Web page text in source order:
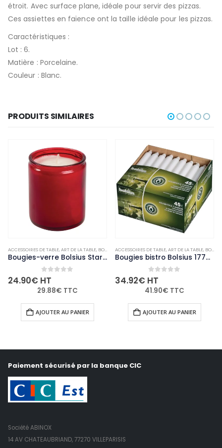
étroit. Avec surface plane, idéale pour servir des pizzas.
Ces assiettes en faïence ont la taille idéale pour les pizzas.
Caractéristiques :
Lot : 6.
Matière : Porcelaine.
Couleur : Blanc.
PRODUITS SIMILAIRES
,NON-PALETTISABLE
ACCESSOIRES DE TABLE,ART DE LA TABLE, BOUGIES ET PHOTOPHORES ,NON-PALETTISABLE
Bougies-verre Bolsius Starlight rouges (lot de 8)
0out of 5
24.90€ HT
29.88€ TTC
AJOUTER AU PANIER
ACCESSOIRES DE TABLE,ART DE LA TABLE, BOUGIES ET PHOTOPHORES
Bougies bistro Bolsius 177mm blanches (Lot de 45)
0out of 5
34.92€ HT
41.90€ TTC
AJOUTER AU PANIER
Paiement sécurisé par la banque CIC
Société ABINOX
14 AV CHATEAUBRIAND, 77270 VILLEPARISIS